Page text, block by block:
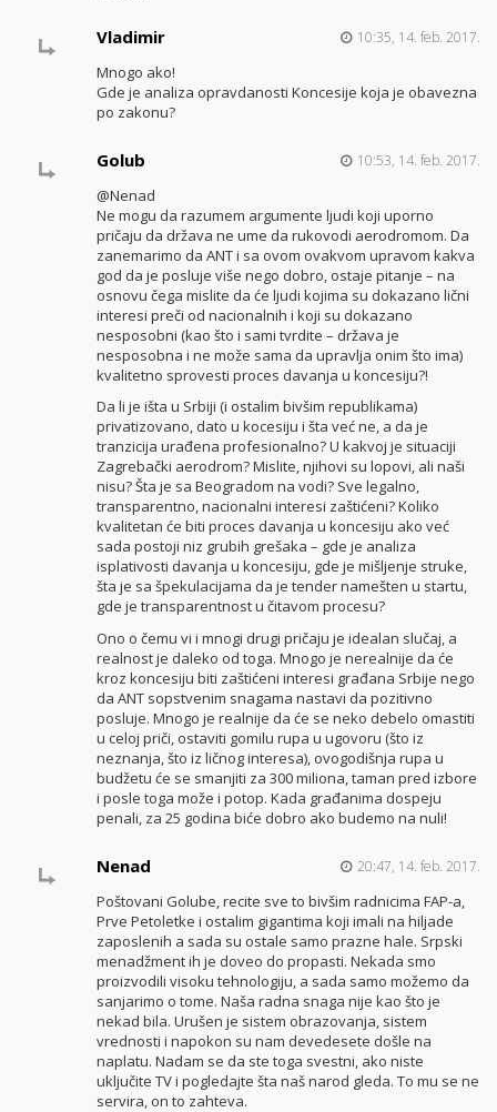
Vladimir 10:35, 14. feb. 2017.
Mnogo ako!
Gde je analiza opravdanosti Koncesije koja je obavezna
po zakonu?
Golub 10:53, 14. feb. 2017.
@Nenad
Ne mogu da razumem argumente ljudi koji uporno
pričaju da država ne ume da rukovodi aerodromom. Da
zanemarimo da ANT i sa ovom ovakvom upravom kakva
god da je posluje više nego dobro, ostaje pitanje – na
osnovu čega mislite da će ljudi kojima su dokazano lični
interesi preči od nacionalnih i koji su dokazano
nesposobni (kao što i sami tvrdite – država je
nesposobna i ne može sama da upravlja onim što ima)
kvalitetno sprovesti proces davanja u koncesiju?!
Da li je išta u Srbiji (i ostalim bivšim republikama)
privatizovano, dato u kocesiju i šta već ne, a da je
tranzicija urađena profesionalno? U kakvoj je situaciji
Zagrebački aerodrom? Mislite, njihovi su lopovi, ali naši
nisu? Šta je sa Beogradom na vodi? Sve legalno,
transparentno, nacionalni interesi zaštićeni? Koliko
kvalitetan će biti proces davanja u koncesiju ako već
sada postoji niz grubih grešaka – gde je analiza
isplativosti davanja u koncesiju, gde je mišljenje struke,
šta je sa špekulacijama da je tender namešten u startu,
gde je transparentnost u čitavom procesu?
Ono o čemu vi i mnogi drugi pričaju je idealan slučaj, a
realnost je daleko od toga. Mnogo je nerealnije da će
kroz koncesiju biti zaštićeni interesi građana Srbije nego
da ANT sopstvenim snagama nastavi da pozitivno
posluje. Mnogo je realnije da će se neko debelo omastiti
u celoj priči, ostaviti gomilu rupa u ugovoru (što iz
neznanja, što iz ličnog interesa), ovogodišnja rupa u
budžetu će se smanjiti za 300 miliona, taman pred izbore
i posle toga može i potop. Kada građanima dospeju
penali, za 25 godina biće dobro ako budemo na nuli!
Nenad 20:47, 14. feb. 2017.
Poštovani Golube, recite sve to bivšim radnicima FAP-a,
Prve Petoletke i ostalim gigantima koji imali na hiljade
zaposlenih a sada su ostale samo prazne hale. Srpski
menadžment ih je doveo do propasti. Nekada smo
proizvodili visoku tehnologiju, a sada samo možemo da
sanjarimo o tome. Naša radna snaga nije kao što je
nekad bila. Urušen je sistem obrazovanja, sistem
vrednosti i napokon su nam devedesete došle na
naplatu. Nadam se da ste toga svestni, ako niste
uključite TV i pogledajte šta naš narod gleda. To mu se ne
servira, on to zahteva.